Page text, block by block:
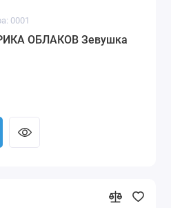
0001
ОБЛАКОВ Зевушка